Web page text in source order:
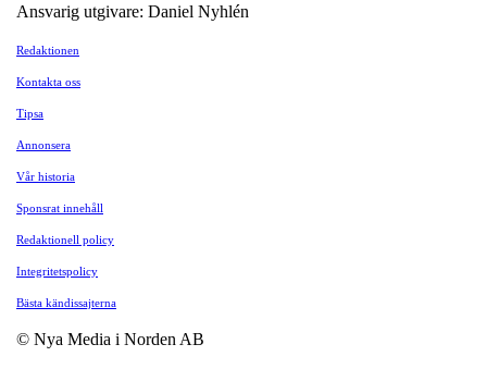
Ansvarig utgivare: Daniel Nyhlén
Redaktionen
Kontakta oss
Tipsa
Annonsera
Vår historia
Sponsrat innehåll
Redaktionell policy
Integritetspolicy
Bästa kändissajterna
© Nya Media i Norden AB